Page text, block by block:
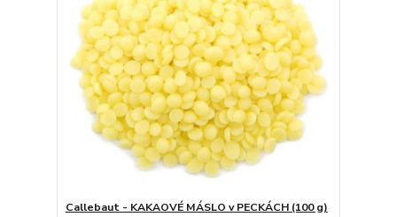
Callebaut - KAKAOVÉ MÁSLO v PECKÁCH (100 g)